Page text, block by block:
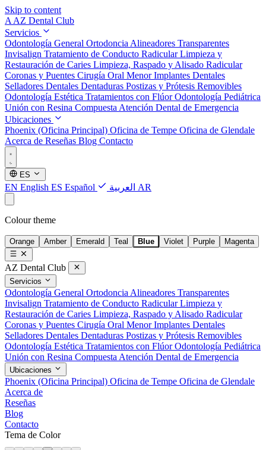
Skip to content
A AZ Dental Club
Servicios
Odontología General Ortodoncia Alineadores Transparentes
Invisalign Tratamiento de Conducto RadicularLimpieza y
Restauración de Caries Limpieza, Raspado y Alisado Radicular
Coronas y Puentes Cirugía Oral MenorImplantes Dentales
Selladores Dentales Dentaduras Postizas y Prótesis Removibles
Odontología Estética Tratamientos con FlúorOdontología Pediátrica
Unión con Resina Compuesta Atención Dental de Emergencia
Ubicaciones
Phoenix (Oficina Principal) Oficina de Tempe Oficina de Glendale
Acerca de Reseñas Blog Contacto
ES
EN English ES Español AR العربية
Colour theme
Orange Amber Emerald Teal Blue Violet Purple Magenta
AZ Dental Club
Servicios
Odontología General Ortodoncia Alineadores Transparentes
Invisalign Tratamiento de Conducto RadicularLimpieza y
Restauración de Caries Limpieza, Raspado y Alisado Radicular
Coronas y Puentes Cirugía Oral MenorImplantes Dentales
Selladores Dentales Dentaduras Postizas y Prótesis Removibles
Odontología Estética Tratamientos con FlúorOdontología Pediátrica
Unión con Resina Compuesta Atención Dental de Emergencia
Ubicaciones
Phoenix (Oficina Principal) Oficina de Tempe Oficina de Glendale
Acerca de
Reseñas
Blog
Contacto
Tema de Color